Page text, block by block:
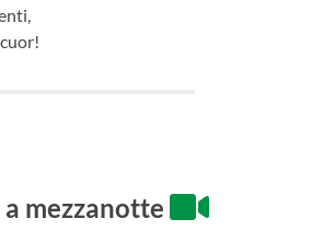
a mezzanotte